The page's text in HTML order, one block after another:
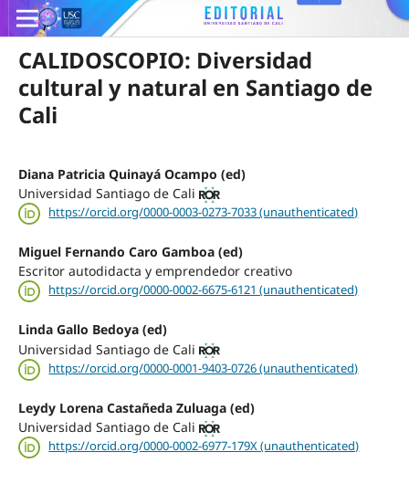
CALIDOSCOPIO: Diversidad
cultural y natural en Santiago de
Cali
Diana Patricia Quinayá Ocampo (ed)
Universidad Santiago de Cali
https://orcid.org/0000-0003-0273-7033 (unauthenticated)
Miguel Fernando Caro Gamboa (ed)
Escritor autodidacta y emprendedor creativo
https://orcid.org/0000-0002-6675-6121 (unauthenticated)
Linda Gallo Bedoya (ed)
Universidad Santiago de Cali
https://orcid.org/0000-0001-9403-0726 (unauthenticated)
Leydy Lorena Castañeda Zuluaga (ed)
Universidad Santiago de Cali
https://orcid.org/0000-0002-6977-179X (unauthenticated)